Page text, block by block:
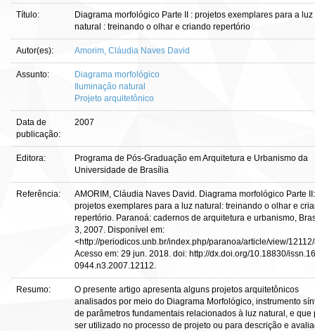
Título:
Diagrama morfológico Parte II : projetos exemplares para a luz
natural : treinando o olhar e criando repertório
Autor(es): Amorim, Cláudia Naves David
Assunto:
Diagrama morfológico
Iluminação natural
Projeto arquitetônico
Data de
publicação:
2007
Editora:
Programa de Pós-Graduação em Arquitetura e Urbanismo da
Universidade de Brasília
Referência:
AMORIM, Cláudia Naves David. Diagrama morfológico Parte II:
projetos exemplares para a luz natural: treinando o olhar e
repertório. Paranoá: cadernos de arquitetura e urbanismo,
3, 2007. Disponível em:
<http://periodicos.unb.br/index.php/paranoa/article/view/
Acesso em: 29 jun. 2018. doi: http://dx.doi.org/10.18830/
0944.n3.2007.12112.
Resumo:
O presente artigo apresenta alguns projetos arquitetônicos
analisados por meio do Diagrama Morfológico, instrumento
de parâmetros fundamentais relacionados à luz natural, e que
ser utilizado no processo de projeto ou para descrição e